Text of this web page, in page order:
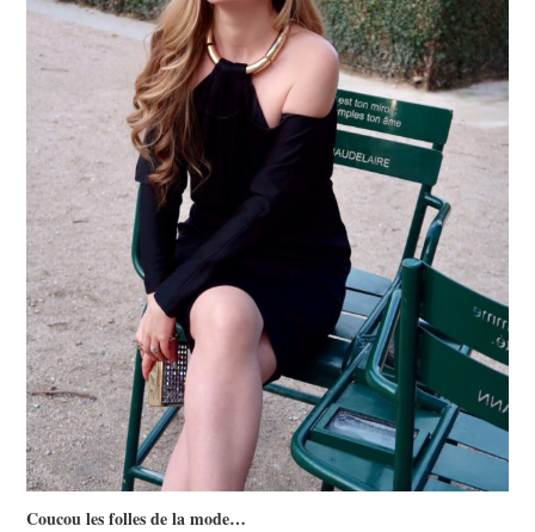
AJOUTANT MON PETIT
GRAIN DE FOLIE ET MES
PETITS TUYAUX…
Coucou les folles de la mode…